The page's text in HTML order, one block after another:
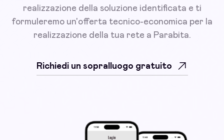
realizzazione della soluzione identificata e ti
formuleremo un'offerta tecnico-economica per la
realizzazione della tua rete a Parabita.
Richiedi un sopralluogo gratuito